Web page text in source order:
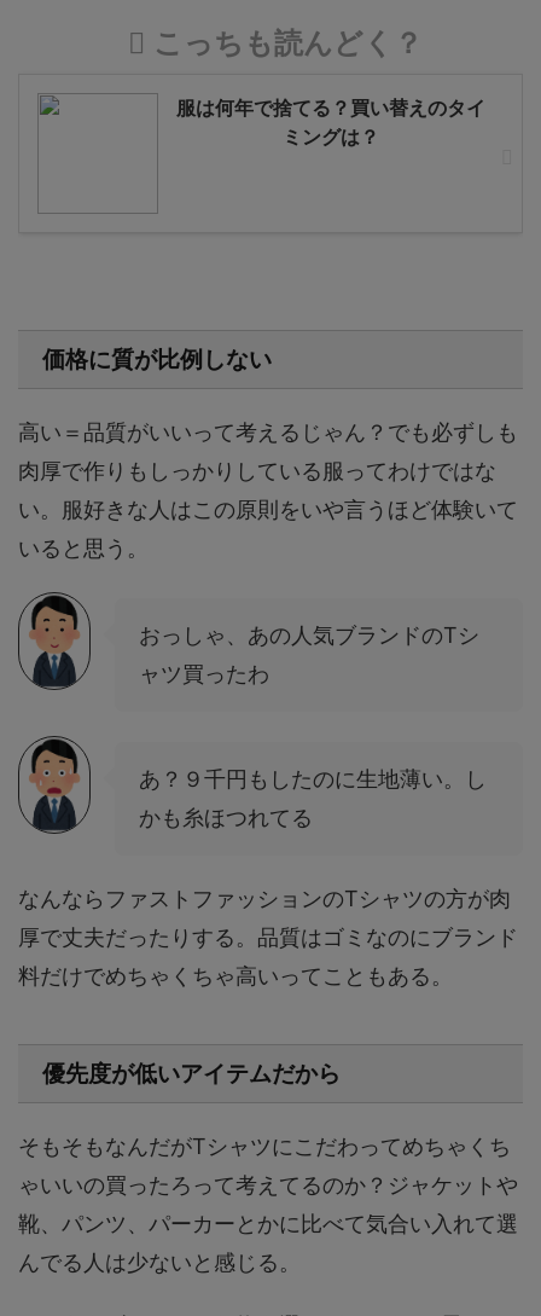
こっちも読んどく？
服は何年で捨てる？買い替えのタイ
ミングは？
価格に質が比例しない
高い＝品質がいいって考えるじゃん？でも必ずしも
肉厚で作りもしっかりしている服ってわけではな
い。服好きな人はこの原則をいや言うほど体験いて
いると思う。
おっしゃ、あの人気ブランドのTシ
ャツ買ったわ
あ？９千円もしたのに生地薄い。し
かも糸ほつれてる
なんならファストファッションのTシャツの方が肉
厚で丈夫だったりする。品質はゴミなのにブランド
料だけでめちゃくちゃ高いってこともある。
優先度が低いアイテムだから
そもそもなんだがTシャツにこだわってめちゃくち
ゃいいの買ったろって考えてるのか？ジャケットや
靴、パンツ、パーカーとかに比べて気合い入れて選
んでる人は少ないと感じる。